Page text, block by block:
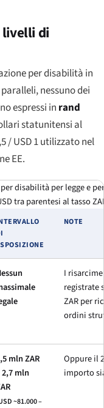
di
per disabilità in
nessuno dei
espressi in rand
statunitensi al
/ USD 1 utilizzato nel
EE.
disabilità per legge e
tra parentesi al tasso
NOTE
I
registrate
ZAR per
ordini
mln ZAR
2,7 mln
~81.000 –
Oppure il
importo